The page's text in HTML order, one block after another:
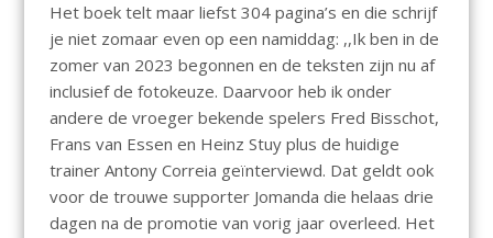
Het boek telt maar liefst 304 pagina’s en die schrijf
je niet zomaar even op een namiddag: ,,Ik ben in de
zomer van 2023 begonnen en de teksten zijn nu af
inclusief de fotokeuze. Daarvoor heb ik onder
andere de vroeger bekende spelers Fred Bisschot,
Frans van Essen en Heinz Stuy plus de huidige
trainer Antony Correia geïnterviewd. Dat geldt ook
voor de trouwe supporter Jomanda die helaas drie
dagen na de promotie van vorig jaar overleed. Het